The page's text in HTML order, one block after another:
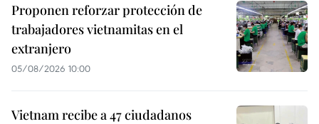
Proponen reforzar protección de
trabajadores vietnamitas en el
extranjero
05/08/2026 10:00
Vietnam recibe a 47 ciudadanos